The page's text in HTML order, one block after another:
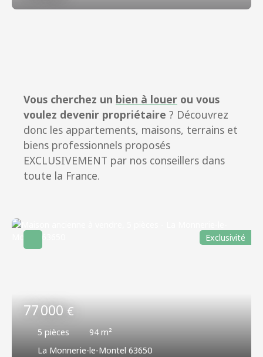
Vous cherchez un bien à louer ou vous
voulez devenir propriétaire ? Découvrez
donc les appartements, maisons, terrains et
biens professionnels proposés
EXCLUSIVEMENT par nos conseillers dans
toute la France.
77 000€
5 pièces 94m²
La Monnerie-le-Montel 63650
Exclusivité